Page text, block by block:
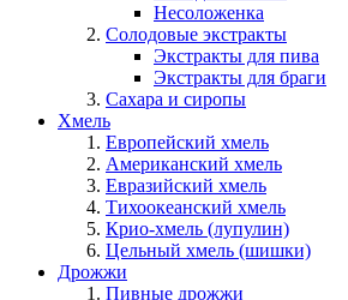
Несоложенка
Солодовые экстракты
Экстракты для пива
Экстракты для браги
Сахара и сиропы
Хмель
Европейский хмель
Американский хмель
Евразийский хмель
Тихоокеанский хмель
Крио-хмель (лупулин)
Цельный хмель (шишки)
Дрожжи
Пивные дрожжи